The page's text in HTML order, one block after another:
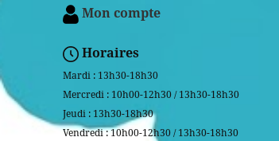
Mon compte
Horaires
Mardi : 13h30-18h30
Mercredi : 10h00-12h30 / 13h30-18h30
Jeudi : 13h30-18h30
Vendredi : 10h00-12h30 / 13h30-18h30